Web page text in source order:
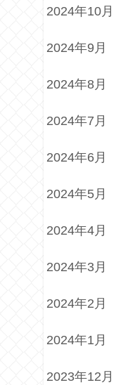
2024年10月
2024年9月
2024年8月
2024年7月
2024年6月
2024年5月
2024年4月
2024年3月
2024年2月
2024年1月
2023年12月